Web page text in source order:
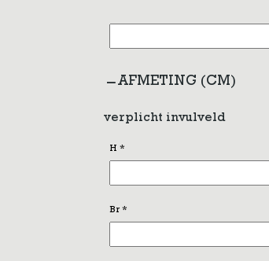
AFMETING (CM)
verplicht invulveld
H*
Br*